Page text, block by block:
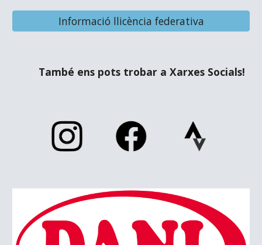
Informació llicència federativa
També ens pots trobar a Xarxes Socials!